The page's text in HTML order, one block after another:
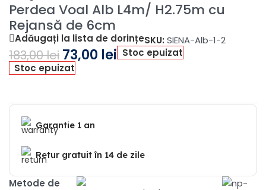
Perdea Voal Alb L4m/ H2.75m cu
Rejansă de 6cm
Adăugați la lista de dorințeSKU: SIENA-Alb-1-2
183,00lei 73,00 lei Stoc epuizat
Stoc epuizat
Garantie 1 an
Retur gratuit în 14 de zile
Metode de